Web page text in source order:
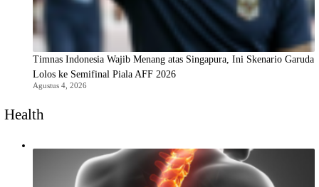
Timnas Indonesia Wajib Menang atas Singapura, Ini Skenario Garuda
Lolos ke Semifinal Piala AFF 2026
Agustus 4, 2026
Health